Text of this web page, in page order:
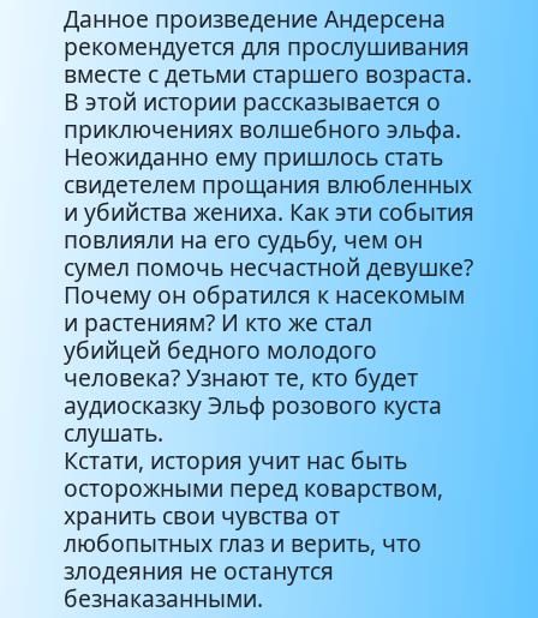
Данное произведение Андерсена
рекомендуется для прослушивания
вместе с детьми старшего возраста.
В этой истории рассказывается о
приключениях волшебного эльфа.
Неожиданно ему пришлось стать
свидетелем прощания влюбленных
и убийства жениха. Как эти события
повлияли на его судьбу, чем он
сумел помочь несчастной девушке?
Почему он обратился к насекомым
и растениям? И кто же стал
убийцей бедного молодого
человека? Узнают те, кто будет
аудиосказку Эльф розового куста
слушать.
Кстати, история учит нас быть
осторожными перед коварством,
хранить свои чувства от
любопытных глаз и верить, что
злодеяния не останутся
безнаказанными.